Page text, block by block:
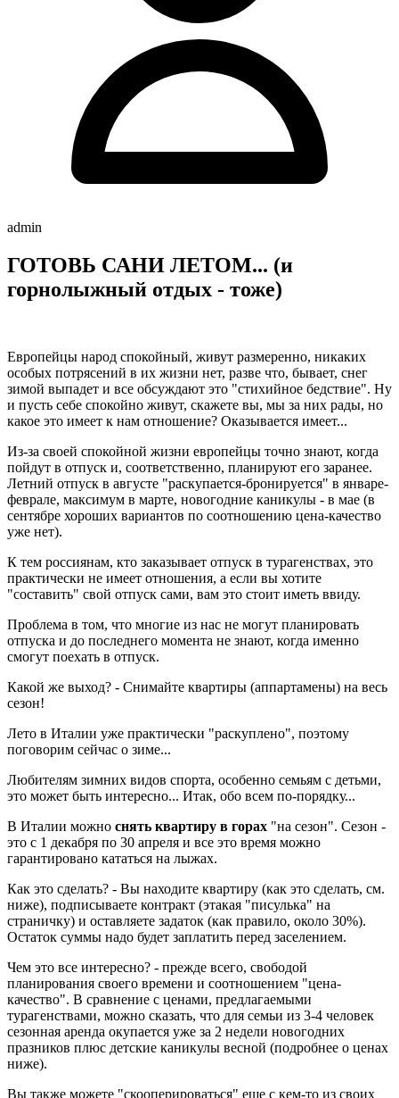
admin
ГОТОВЬ САНИ ЛЕТОМ... (и
горнолыжный отдых - тоже)
Европейцы народ спокойный, живут размеренно, никаких
особых потрясений в их жизни нет, разве что, бывает, снег
зимой выпадет и все обсуждают это "стихийное бедствие". Ну
и пусть себе спокойно живут, скажете вы, мы за них рады, но
какое это имеет к нам отношение? Оказывается имеет...
Из-за своей спокойной жизни европейцы точно знают, когда
пойдут в отпуск и, соответственно, планируют его заранее.
Летний отпуск в августе "раскупается-бронируется" в январе-
феврале, максимум в марте, новогодние каникулы - в мае (в
сентябре хороших вариантов по соотношению цена-качество
уже нет).
К тем россиянам, кто заказывает отпуск в турагенствах, это
практически не имеет отношения, а если вы хотите
"составить" свой отпуск сами, вам это стоит иметь ввиду.
Проблема в том, что многие из нас не могут планировать
отпуска и до последнего момента не знают, когда именно
смогут поехать в отпуск.
Какой же выход? - Снимайте квартиры (аппартамены) на весь
сезон!
Лето в Италии уже практически "раскуплено", поэтому
поговорим сейчас о зиме...
Любителям зимних видов спорта, особенно семьям с детьми,
это может быть интересно... Итак, обо всем по-порядку...
В Италии можно снять квартиру в горах "на сезон". Сезон -
это с 1 декабря по 30 апреля и все это время можно
гарантировано кататься на лыжах.
Как это сделать? - Вы находите квартиру (как это сделать, см.
ниже), подписываете контракт (этакая "писулька" на
страничку) и оставляете задаток (как правило, около 30%).
Остаток суммы надо будет заплатить перед заселением.
Чем это все интересно? - прежде всего, свободой
планирования своего времени и соотношением "цена-
качество". В сравнение с ценами, предлагаемыми
турагенствами, можно сказать, что для семьи из 3-4 человек
сезонная аренда окупается уже за 2 недели новогодних
празников плюс детские каникулы весной (подробнее о ценах
ниже).
Вы также можете "скооперироваться" еще с кем-то из своих